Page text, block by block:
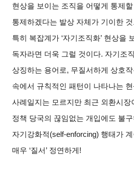
현상을 보이는 조직을 어떻게 통제
통제하겠다는 발상 자체가 기이한
특히 복잡계가 ‘자기조직화’ 현상을
독자라면 더욱 그럴 것이다. 자기조
상징하는 용어로, 무질서하게 상호
속에서 규칙적인 패턴이 나타나는
사례일지는 모르지만 최근 외환시장
정책 당국의 끊임없는 개입에도 불
자기강화적(self-enforcing) 행태가
매우 ‘질서’ 정연하게!